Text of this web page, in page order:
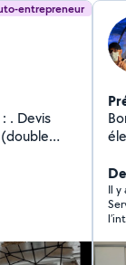
entrepreneur
. Devis
verre .
verre
Il y